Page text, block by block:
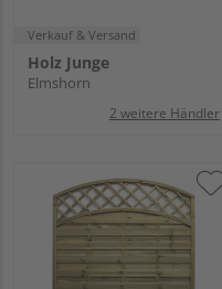
Verkauf & Versand
Holz Junge
Elmshorn
2 weitere Händler